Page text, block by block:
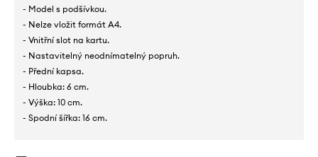
- Model s podšívkou.
- Nelze vložit formát A4.
- Vnitřní slot na kartu.
- Nastavitelný neodnímatelný popruh.
- Přední kapsa.
- Hloubka: 6 cm.
- Výška: 10 cm.
- Spodní šířka: 16 cm.